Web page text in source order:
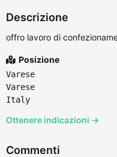
Descrizione
offro lavoro di
Posizione
Varese
Varese
Italy
Ottenere indicazioni →
Commenti